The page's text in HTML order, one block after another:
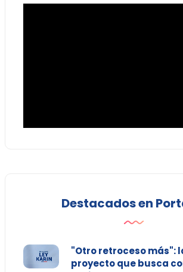
Destacados en
"Otro retroceso más":
proyecto que busca